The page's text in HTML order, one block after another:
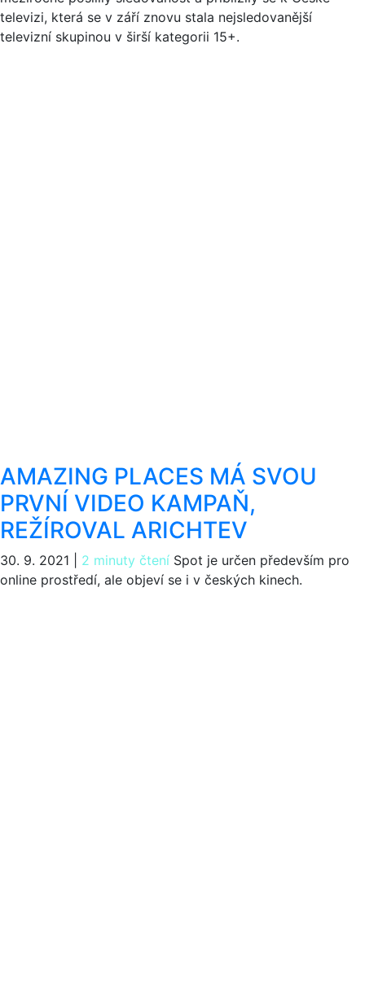
televizi, která se v září znovu stala nejsledovanější
televizní skupinou v širší kategorii 15+.
AMAZING PLACES MÁ SVOU
PRVNÍ VIDEO KAMPAŇ,
REŽÍROVAL ARICHTEV
30. 9. 2021 2 minuty čtení Spot je určen především pro
online prostředí, ale objeví se i v českých kinech.